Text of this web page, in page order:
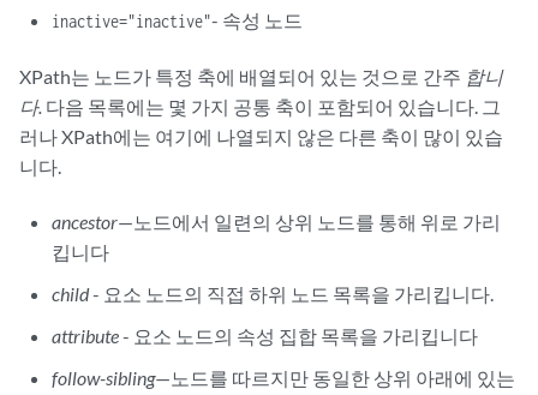
inactive="inactive"- 속성 노드
XPath는 노드가 특정 축에 배열되어 있는 것으로 간주 합니
다. 다음 목록에는 몇 가지 공통 축이 포함되어 있습니다. 그
러나 XPath에는 여기에 나열되지 않은 다른 축이 많이 있습
니다.
ancestor—노드에서 일련의 상위 노드를 통해 위로 가리
킵니다
child- 요소 노드의 직접 하위 노드 목록을 가리킵니다.
attribute- 요소 노드의 속성 집합 목록을 가리킵니다
follow-sibling—노드를 따르지만 동일한 상위 아래에 있는